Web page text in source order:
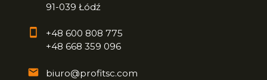
91-039 Łódź
+48 600 808 775
+48 668 359 096
biuro@profitsc.com